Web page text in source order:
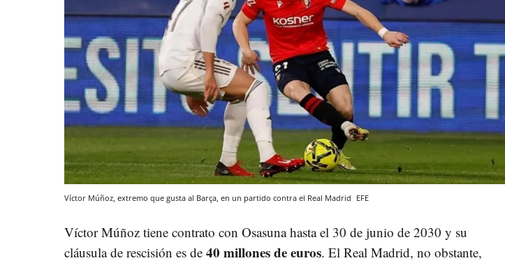
Víctor Múñoz, extremo que gusta al Barça, en un partido contra el Real Madrid EFE
Víctor Múñoz tiene contrato con Osasuna hasta el 30 de junio de 2030 y su
cláusula de rescisión es de 40 millones de euros. El Real Madrid, no obstante,